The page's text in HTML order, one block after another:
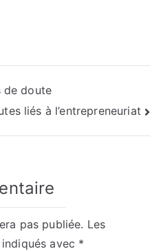
de doute
liés à l’entrepreneuriat
pas publiée. Les
avec *